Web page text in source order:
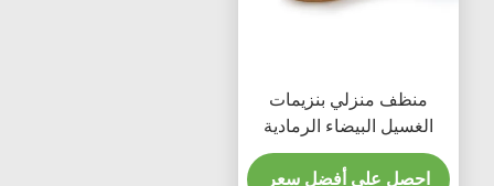
منظف منزلي بنزيمات
الغسيل البيضاء الرمادية
للنظافة متعددة الأسطح
احصل على أفضل سعر